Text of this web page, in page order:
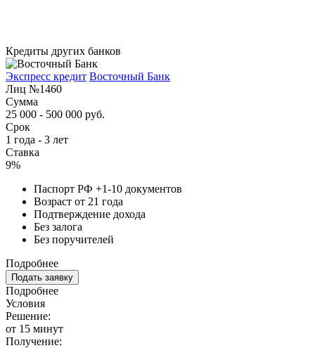
Кредиты других банков
Экспресс кредит Восточный Банк
Лиц №1460
Сумма
25 000 - 500 000 руб.
Срок
1 года - 3 лет
Ставка
9%
Паспорт РФ +1-10 документов
Возраст от 21 года
Подтверждение дохода
Без залога
Без поручителей
Подробнее
Подать заявку
Подробнее
Условия
Решение:
от 15 минут
Получение: